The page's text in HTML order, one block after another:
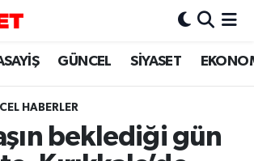
GÜNCEL SİYASET
HABERLER
beklediği gün
Durumu ve Fikstür